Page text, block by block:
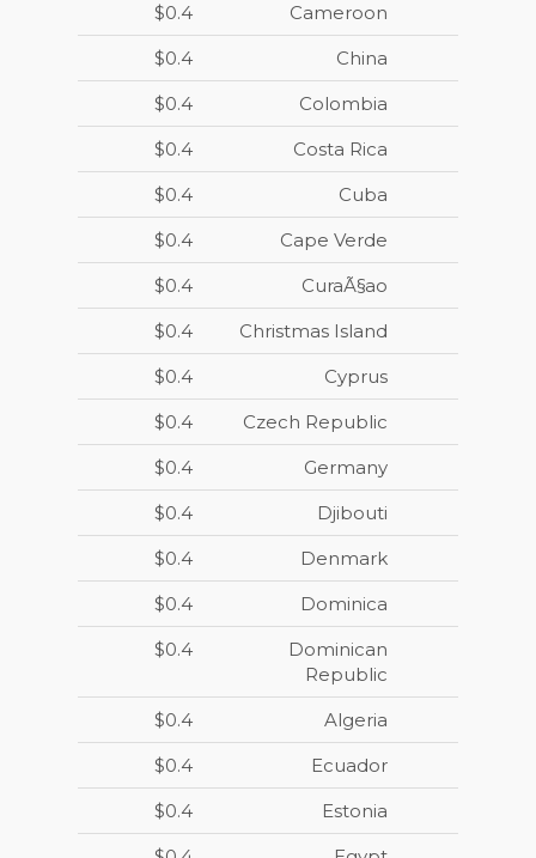
Cameroon
$0.4
China
$0.4
Colombia
$0.4
Costa Rica
$0.4
Cuba
$0.4
Cape Verde
$0.4
CuraÃ§ao
$0.4
Christmas Island
$0.4
Cyprus
$0.4
Czech Republic
$0.4
Germany
$0.4
Djibouti
$0.4
Denmark
$0.4
Dominica
$0.4
Dominican
Republic
$0.4
Algeria
$0.4
Ecuador
$0.4
Estonia
$0.4